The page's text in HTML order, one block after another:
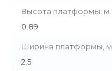
Высота платформы, м
0.89
Ширина платформы, м
2.5